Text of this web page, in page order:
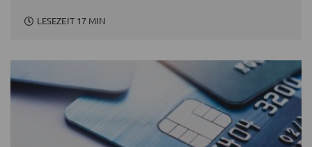
LESEZEIT 17 MIN